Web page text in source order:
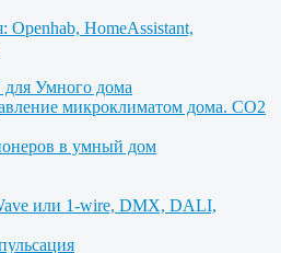
Openhab, HomeAssistant,
Умного дома
микроклиматом дома. CO2
в умный дом
или 1-wire, DMX, DALI,